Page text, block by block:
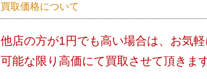
買取価格について
他店の方が1円でも高い場合は、お気軽
可能な限り高価にて買取させて頂きます